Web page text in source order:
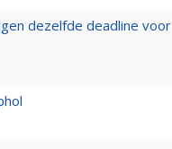
dezelfde deadline voor